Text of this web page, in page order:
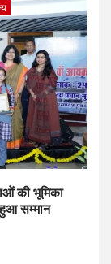
की भूमिका
हुआ सम्मान